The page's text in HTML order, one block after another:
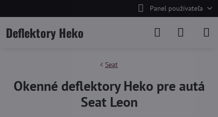
Panel používateľa
Deflektory Heko
Seat
Okenné deflektory Heko pre autá
Seat Leon